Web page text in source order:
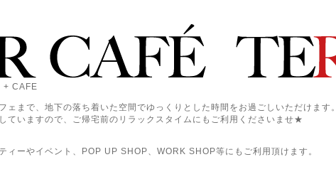
+ CAFE
ェまで、地下の落ち着いた空間でゆっくりとした時間をお過ごしいただけます。
ていますので、ご帰宅前のリラックスタイムにもご利用くださいませ★
ィーやイベント、POP UP SHOP、WORK SHOP等にもご利用頂けます。